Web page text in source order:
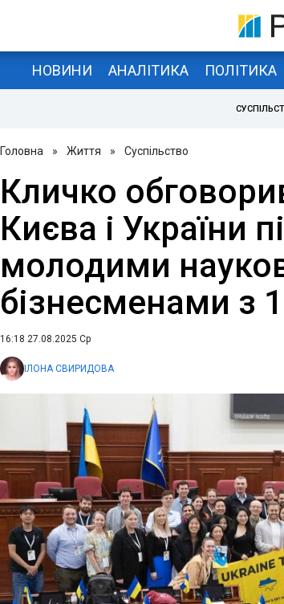
НОВИНИ АНАЛІТИКА ПОЛІТИКА
Головна » Життя » Суспільство
Кличко
Києва і України
молодими
бізнесменами з
16:18 27.08.2025 Ср
ІЛОНА СВИРИДОВА